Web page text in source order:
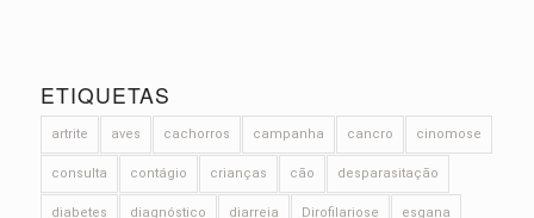
ETIQUETAS
artrite aves cachorros campanha cancro cinomose
consulta contágio crianças cão desparasitação
diabetes diagnóstico diarreia Dirofilariose esgana